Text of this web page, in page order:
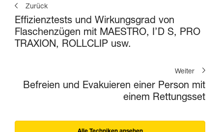
Zurück
Effizienztests und Wirkungsgrad von
Flaschenzügen mit MAESTRO, I’D S, PRO
TRAXION, ROLLCLIP usw.
Weiter
Befreien und Evakuieren einer Person mit
einem Rettungsset